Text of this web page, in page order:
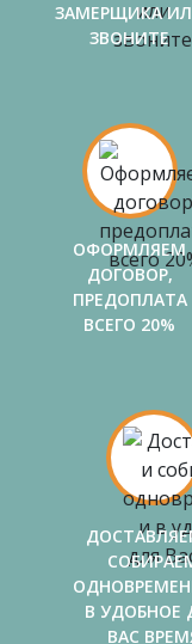
ЗАМЕРЩИКА
ЗВОНИТЕ
ОФОРМЛЯЕМ
ДОГОВОР,
ПРЕДОПЛАТА
ВСЕГО 20%
В УДОБНОЕ
ВАС